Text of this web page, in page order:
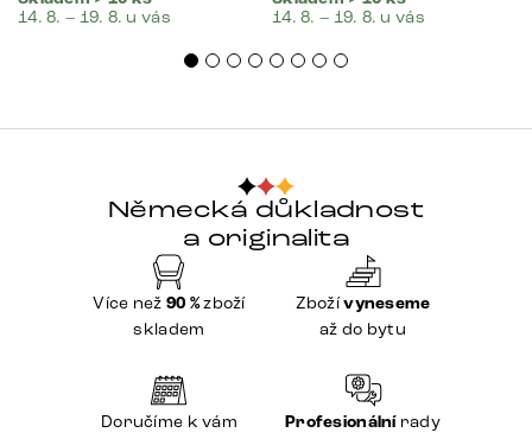
14. 8. – 19. 8. u vás 14. 8. – 19. 8. u vás
Německá důkladnost
a originalita
Více než 90 %zboží
skladem
Zbožívyneseme
až do bytu
Doručíme k vám
Profesionálnírady